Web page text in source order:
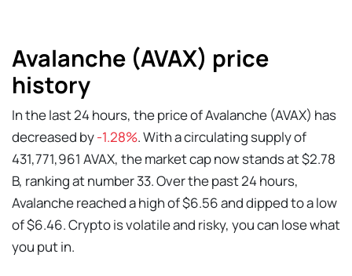
Avalanche (AVAX) price
history
In the last 24 hours, the price of Avalanche (AVAX) has
decreased by-1.28%. With a circulating supply of
431,771,961 AVAX, the market cap now stands at $2.78
B, ranking at number 33. Over the past 24 hours,
Avalanche reached a high of $6.56 and dipped to a low
of $6.46. Crypto is volatile and risky, you can lose what
you put in.